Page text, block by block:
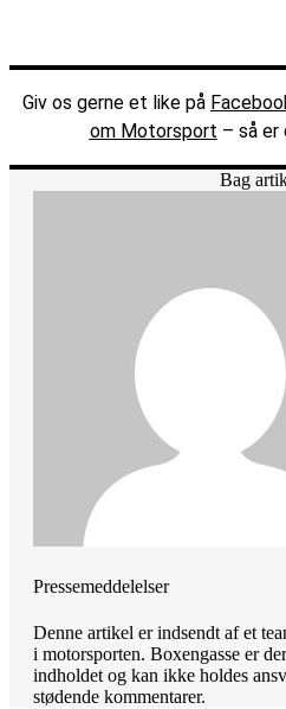
Giv os gerne et like på
om Motorsport – så
Bag
Pressemeddelelser
Denne artikel er indsendt af et
i motorsporten. Boxengasse er
indholdet og kan ikke holdes
stødende kommentarer.